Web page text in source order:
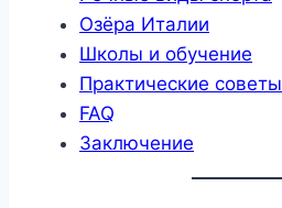
Озёра Италии
Школы и обучение
Практические советы
FAQ
Заключение